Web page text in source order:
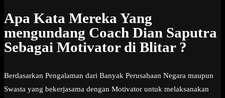
Apa Kata Mereka Yang
mengundang Coach Dian Saputra
Sebagai Motivator di Blitar ?
Berdasarkan Pengalaman dari Banyak Perusahaan Negara maupun
Swasta yang bekerjasama dengan Motivator untuk melaksanakan